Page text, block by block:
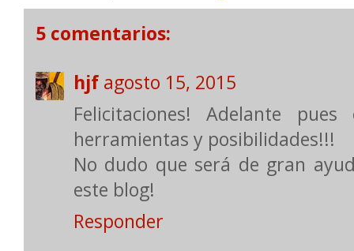
5 comentarios:
hjf agosto 15, 2015
Felicitaciones! Adelante
herramientas y posibilidades!!!
No dudo que será de gran
este blog!
Responder